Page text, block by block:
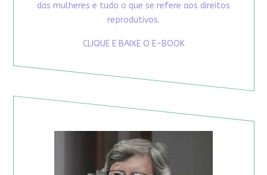
das mulheres e tudo o que se refere aos direitos
reprodutivos.
CLIQUE E BAIXE O E-BOOK